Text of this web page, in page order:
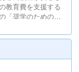
教育費を支援する
「奨学のための給
住民税所得割の確
対象になると見込
に申請してくだ